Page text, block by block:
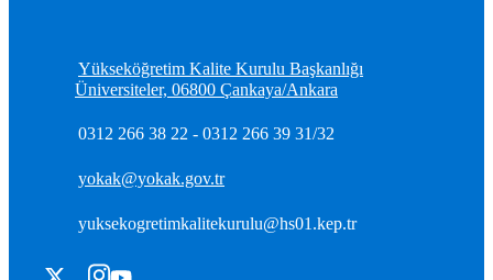
Yükseköğretim Kalite Kurulu Başkanlığı
Üniversiteler, 06800 Çankaya/Ankara
0312 266 38 22 - 0312 266 39 31/32
yokak@yokak.gov.tr
yuksekogretimkalitekurulu@hs01.kep.tr